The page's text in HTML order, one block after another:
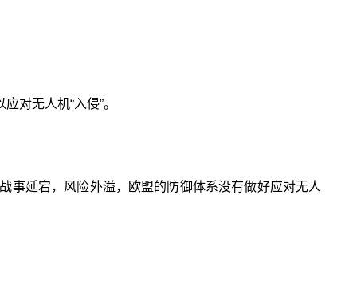
对无人机“入侵”。
事延宕，风险外溢，欧盟的防御体系没有做好应对无人